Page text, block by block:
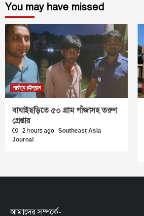
You may have missed
পার্বত্য চট্টগ্রাম
বাঘাইছড়িতে ৫০ গ্রাম গাঁজাসহ তরুণ
গ্রেপ্তার
2 hours ago Southeast Asia
Journal
আমাদের সম্পর্কে-